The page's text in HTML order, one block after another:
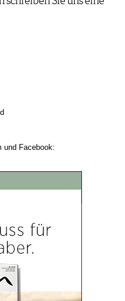
und Facebook: